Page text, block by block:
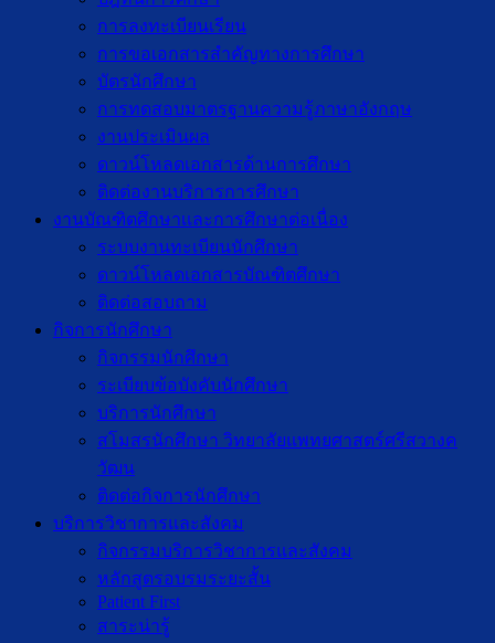
การลงทะเบียนเรียน
การขอเอกสารสำคัญทางการศึกษา
บัตรนักศึกษา
การทดสอบมาตรฐานความรู้ภาษาอังกฤษ
งานประเมินผล
ดาวน์โหลดเอกสารด้านการศึกษา
ติดต่องานบริการการศึกษา
งานบัณฑิตศึกษาเเละการศึกษาต่อเนื่อง
ระบบงานทะเบียนนักศึกษา
ดาวน์โหลดเอกสารบัณฑิตศึกษา
ติดต่อสอบถาม
กิจการนักศึกษา
กิจกรรมนักศึกษา
ระเบียบข้อบังคับนักศึกษา
บริการนักศึกษา
สโมสรนักศึกษา วิทยาลัยแพทยศาสตร์ศรีสวางค
วัฒน
ติดต่อกิจการนักศึกษา
บริการวิชาการและสังคม
กิจกรรมบริการวิชาการและสังคม
หลักสูตรอบรมระยะสั้น
Patient First
สาระน่ารู้